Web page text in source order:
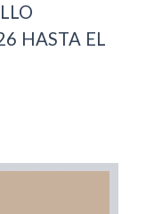
HASTA EL